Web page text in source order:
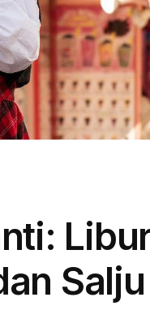
Salju